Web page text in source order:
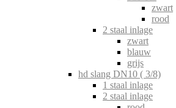
zwart
rood
2 staal inlage
zwart
blauw
grijs
hd slang DN10 ( 3/8)
1 staal inlage
2 staal inlage